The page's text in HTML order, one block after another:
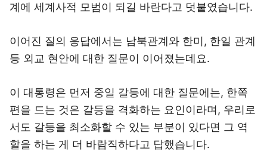
계에 세계사적 모범이 되길 바란다고 덧붙였습니다.
이어진 질의 응답에서는 남북관계와 한미, 한일 관계
등 외교 현안에 대한 질문이 이어졌는데요.
이 대통령은 먼저 중일 갈등에 대한 질문에는, 한쪽
편을 드는 것은 갈등을 격화하는 요인이라며, 우리로
서도 갈등을 최소화할 수 있는 부분이 있다면 그 역
할을 하는 게 더 바람직하다고 답했습니다.